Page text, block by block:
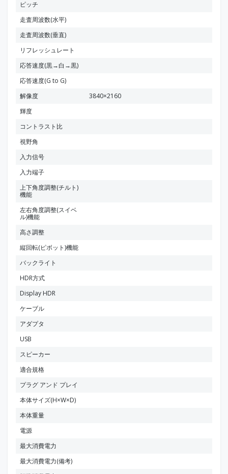
ピッチ
走査周波数(水平)
走査周波数(垂直)
リフレッシュレート
応答速度(黒→白→黒)
応答速度(G to G)
解像度
3840×2160
輝度
コントラスト比
視野角
入力信号
入力端子
上下角度調整(チルト)
機能
左右角度調整(スイベ
ル)機能
高さ調整
縦回転(ピボット)機能
バックライト
HDR方式
Display HDR
ケーブル
アダプタ
USB
スピーカー
適合規格
プラグ アンド プレイ
本体サイズ(H×W×D)
本体重量
電源
最大消費電力
最大消費電力(備考)